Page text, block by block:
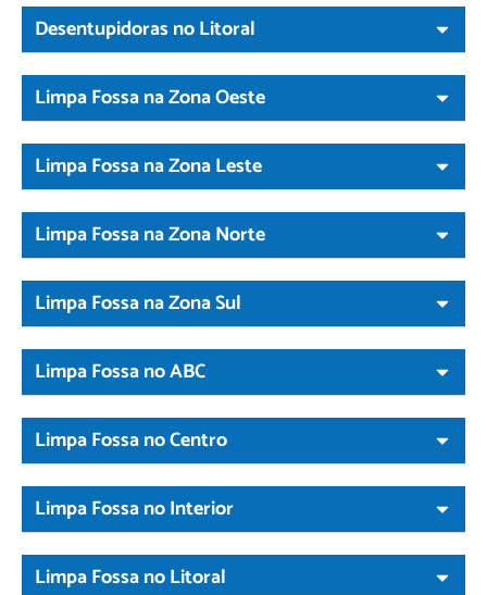
Desentupidoras no Litoral
Limpa Fossa na Zona Oeste
Limpa Fossa na Zona Leste
Limpa Fossa na Zona Norte
Limpa Fossa na Zona Sul
Limpa Fossa no ABC
Limpa Fossa no Centro
Limpa Fossa no Interior
Limpa Fossa no Litoral